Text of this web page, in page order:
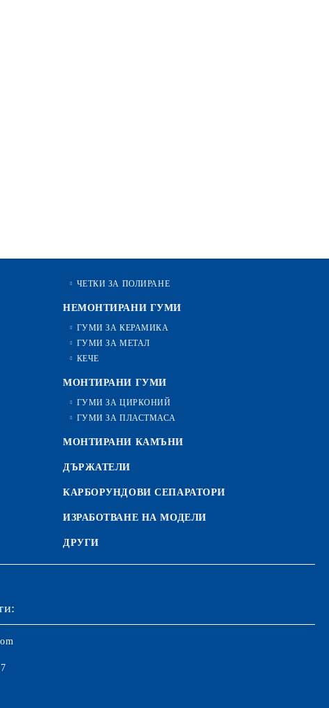
ЧЕТКИ ЗА ПОЛИРАНЕ
НЕМОНТИРАНИ ГУМИ
ГУМИ ЗА КЕРАМИКА
ГУМИ ЗА МЕТАЛ
КЕЧЕ
МОНТИРАНИ ГУМИ
ГУМИ ЗА ЦИРКОНИЙ
ГУМИ ЗА ПЛАСТМАСА
МОНТИРАНИ КАМЪНИ
ДЪРЖАТЕЛИ
КАРБОРУНДОВИ СЕПАРАТОРИ
ИЗРАБОТВАНЕ НА МОДЕЛИ
ДРУГИ